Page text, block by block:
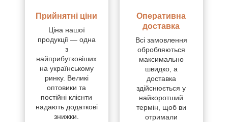
Прийнятні ціни
Ціна нашої
продукції — одна
з
найприбутковіших
на українському
ринку. Великі
оптовики та
постійні клієнти
надають додаткові
знижки.
Оперативна
доставка
Всі замовлення
обробляються
максимально
швидко, а
доставка
здійснюється у
найкоротший
термін, щоб ви
отримали